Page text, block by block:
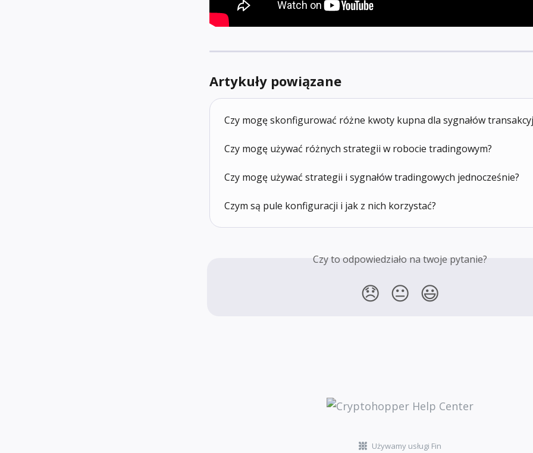
Artykuły powiązane
Czy mogę skonfigurować różne kwoty kupna dla sygnałów
Czy mogę używać różnych strategii w robocie tradingowym?
Czy mogę używać strategii i sygnałów tradingowych jednocześnie?
Czym są pule konfiguracji i jak z nich korzystać?
Czy to odpowiedziało na twoje pytanie?
😞 😐 😃
Używamy usługi Fin